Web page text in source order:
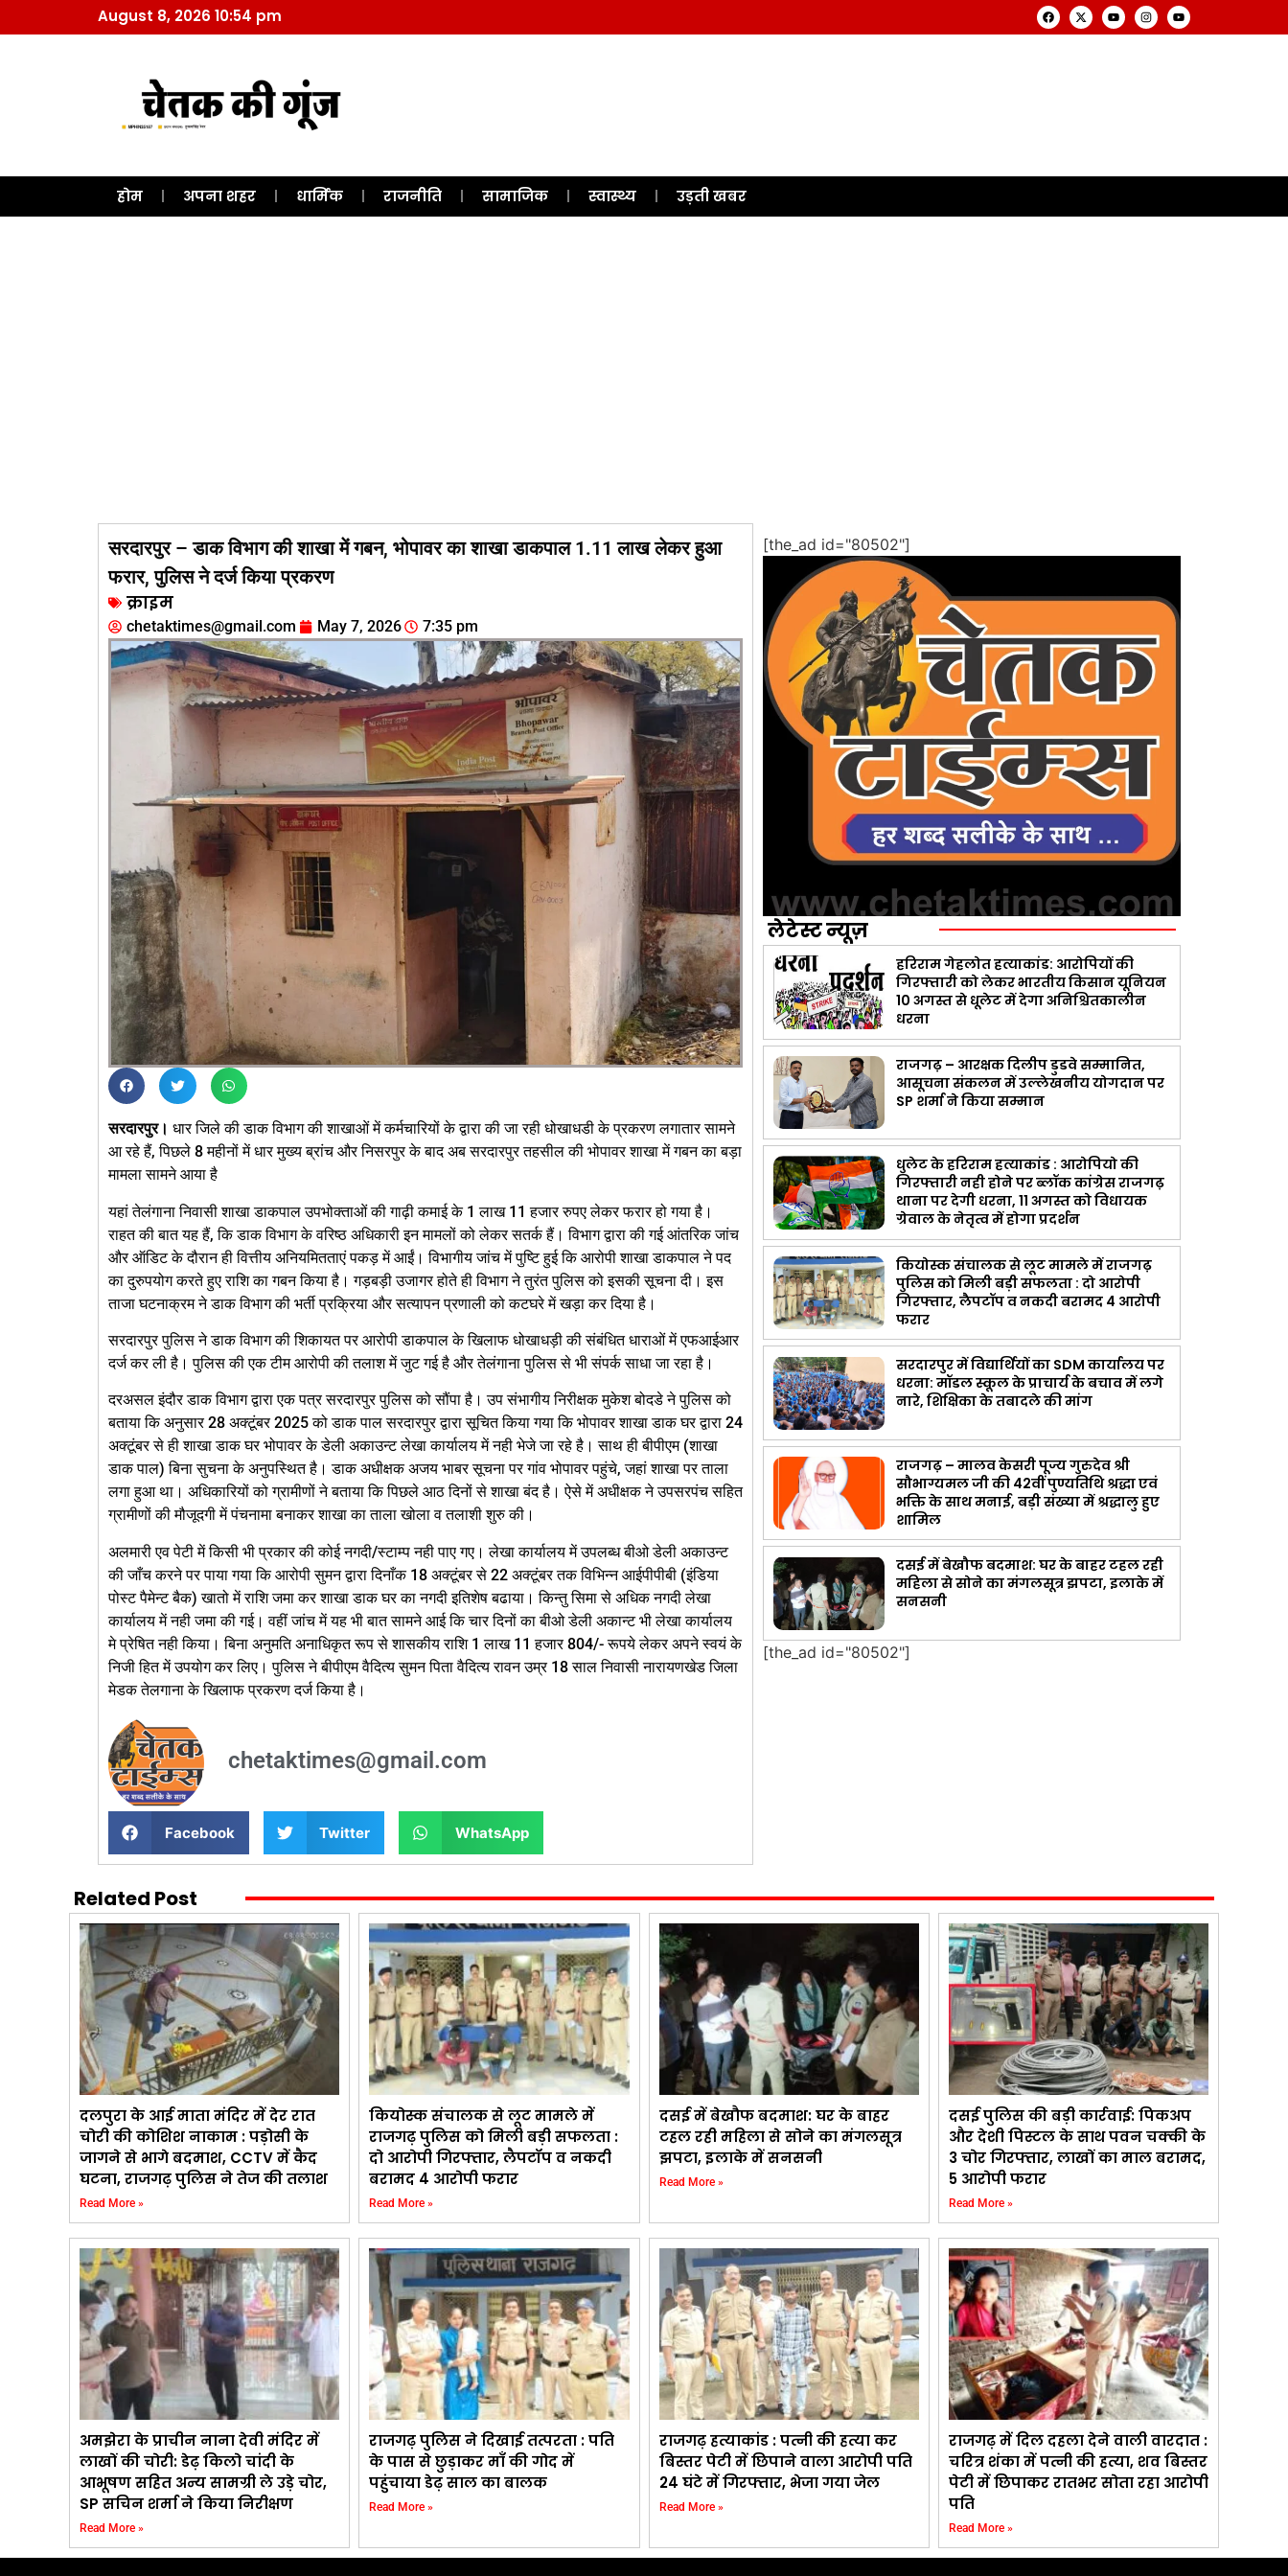
August 8, 2026 10:54 pm
होम अपना शहर धार्मिक राजनीति सामाजिक स्वास्थ्य उड़ती खबर
सरदारपुर – डाक विभाग की शाखा में गबन, भोपावर का शाखा डाकपाल 1.11 लाख लेकर हुआ
फरार, पुलिस ने दर्ज किया प्रकरण
क्राइम
chetaktimes@gmail.com May 7, 2026 7:35 pm
सरदारपुर। धार जिले की डाक विभाग की शाखाओं में कर्मचारियों के द्वारा की जा रही धोखाधडी के प्रकरण लगातार सामने
आ रहे हैं, पिछले 8 महीनों में धार मुख्य ब्रांच और निसरपुर के बाद अब सरदारपुर तहसील की भोपावर शाखा में गबन का बड़ा
मामला सामने आया है
यहां तेलंगाना निवासी शाखा डाकपाल उपभोक्ताओं की गाढ़ी कमाई के 1 लाख 11 हजार रुपए लेकर फरार हो गया है।
राहत की बात यह हैं, कि डाक विभाग के वरिष्ठ अधिकारी इन मामलों को लेकर सतर्क हैं। विभाग द्वारा की गई आंतरिक जांच
और ऑडिट के दौरान ही वित्तीय अनियमितताएं पकड़ में आईं। विभागीय जांच में पुष्टि हुई कि आरोपी शाखा डाकपाल ने पद
का दुरुपयोग करते हुए राशि का गबन किया है। गड़बड़ी उजागर होते ही विभाग ने तुरंत पुलिस को इसकी सूचना दी। इस
ताजा घटनाक्रम ने डाक विभाग की भर्ती प्रक्रिया और सत्यापन प्रणाली को कटघरे में खड़ा कर दिया है।
सरदारपुर पुलिस ने डाक विभाग की शिकायत पर आरोपी डाकपाल के खिलाफ धोखाधड़ी की संबंधित धाराओं में एफआईआर
दर्ज कर ली है। पुलिस की एक टीम आरोपी की तलाश में जुट गई है और तेलंगाना पुलिस से भी संपर्क साधा जा रहा है।
दरअसल इंदौर डाक विभाग द्वारा एक पत्र सरदारपुर पुलिस को सौंपा है। उप संभागीय निरीक्षक मुकेश बोदडे ने पुलिस को
बताया कि अनुसार 28 अक्‍टूंबर 2025 को डाक पाल सरदारपुर द्वारा सूचित किया गया कि भोपावर शाखा डाक घर द्वारा 24
अक्‍टूंबर से ही शाखा डाक घर भोपावर के डेली अकाउन्ट लेखा कार्यालय में नही भेजे जा रहे है। साथ ही बीपीएम (शाखा
डाक पाल) बिना सुचना के अनुपस्थित है। डाक अधीक्षक अजय भाबर सूचना पर गांव भोपावर पहुंचे, जहां शाखा पर ताला
लगा हुआ था। अधिकारियों को ग्रामीणों ने बताया कि पिछले आठ दिनों से शाखा बंद है। ऐसे में अधीक्षक ने उपसरपंच सहित
ग्रामीणों की मौजूदगी में पंचनामा बनाकर शाखा का ताला खोला व तलाशी शुरु की।
अलमारी एव पेटी में किसी भी प्रकार की कोई नगदी/स्टाम्प नही पाए गए। लेखा कार्यालय में उपलब्ध बीओ डेली अकाउन्ट
की जाँच करने पर पाया गया कि आरोपी सुमन द्वारा दिनाँक 18 अक्‍टूंबर से 22 अक्‍टूंबर तक विभिन्न आईपीपीबी (इंडिया
पोस्ट पैमेन्ट बैक) खातो में राशि जमा कर शाखा डाक घर का नगदी इतिशेष बढाया। किन्तु सिमा से अधिक नगदी लेखा
कार्यालय में नही जमा की गई। वहीं जांच में यह भी बात सामने आई कि चार दिनों का बीओ डेली अकान्ट भी लेखा कार्यालय
मे प्रेषित नही किया। बिना अनुमति अनाधिकृत रूप से शासकीय राशि 1 लाख 11 हजार 804/- रूपये लेकर अपने स्वयं के
निजी हित में उपयोग कर लिए। पुलिस ने बीपीएम वैदित्य सुमन पिता वैदित्य रावन उम्र 18 साल निवासी नारायणखेड जिला
मेडक तेलगाना के‍ खिलाफ प्रकरण दर्ज किया है।
chetaktimes@gmail.com
Facebook Twitter WhatsApp
[the_ad id="80502"]
लेटेस्ट न्यूज़
हरिराम गेहलोत हत्याकांड: आरोपियों की
गिरफ्तारी को लेकर भारतीय किसान यूनियन
10 अगस्त से धूलेट में देगा अनिश्चितकालीन
धरना
राजगढ़ – आरक्षक दिलीप डुडवे सम्मानित,
आसूचना संकलन में उल्लेखनीय योगदान पर
SP शर्मा ने किया सम्मान
धुलेट के हरिराम हत्याकांड : आरोपियो की
गिरफ्तारी नही होने पर ब्लॉक कांग्रेस राजगढ़
थाना पर देगी धरना, 11 अगस्त को विधायक
ग्रेवाल के नेतृत्व में होगा प्रदर्शन
कियोस्क संचालक से लूट मामले में राजगढ़
पुलिस को मिली बड़ी सफलता : दो आरोपी
गिरफ्तार, लैपटॉप व नकदी बरामद 4 आरोपी
फरार
सरदारपुर में विद्यार्थियों का SDM कार्यालय पर
धरना: मॉडल स्कूल के प्राचार्य के बचाव में लगे
नारे, शिक्षिका के तबादले की मांग
राजगढ़ – मालव केसरी पूज्य गुरुदेव श्री
सौभाग्यमल जी की 42वीं पुण्यतिथि श्रद्धा एवं
भक्ति के साथ मनाई, बड़ी संख्या में श्रद्धालु हुए
शामिल
दसई में बेखौफ बदमाश: घर के बाहर टहल रही
महिला से सोने का मंगलसूत्र झपटा, इलाके में
सनसनी
[the_ad id="80502"]
Related Post
दलपुरा के आई माता मंदिर में देर रात
चोरी की कोशिश नाकाम : पड़ोसी के
जागने से भागे बदमाश, CCTV में कैद
घटना, राजगढ़ पुलिस ने तेज की तलाश
Read More »
कियोस्क संचालक से लूट मामले में
राजगढ़ पुलिस को मिली बड़ी सफलता :
दो आरोपी गिरफ्तार, लैपटॉप व नकदी
बरामद 4 आरोपी फरार
Read More »
दसई में बेखौफ बदमाश: घर के बाहर
टहल रही महिला से सोने का मंगलसूत्र
झपटा, इलाके में सनसनी
Read More »
दसई पुलिस की बड़ी कार्रवाई: पिकअप
और देशी पिस्टल के साथ पवन चक्की के
3 चोर गिरफ्तार, लाखों का माल बरामद,
5 आरोपी फरार
Read More »
अमझेरा के प्राचीन नाना देवी मंदिर में
लाखों की चोरी: डेढ़ किलो चांदी के
आभूषण सहित अन्य सामग्री ले उड़े चोर,
SP सचिन शर्मा ने किया निरीक्षण
Read More »
राजगढ़ पुलिस ने दिखाई तत्परता : पति
के पास से छुड़ाकर माँ की गोद में
पहुंचाया डेढ़ साल का बालक
Read More »
राजगढ़ हत्याकांड : पत्नी की हत्या कर
बिस्तर पेटी में छिपाने वाला आरोपी पति
24 घंटे में गिरफ्तार, भेजा गया जेल
Read More »
राजगढ़ में दिल दहला देने वाली वारदात :
चरित्र शंका में पत्नी की हत्या, शव बिस्तर
पेटी में छिपाकर रातभर सोता रहा आरोपी
पति
Read More »